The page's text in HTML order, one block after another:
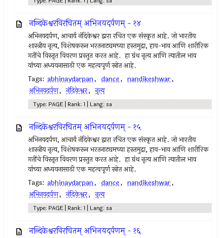
नन्दिकेश्वरविरचितम् अभिनयदर्पणम् - १४
अभिनयदर्पण, आचार्य नंदिकेश्वर द्वारा रचित एक संस्कृत आहे. जो भारतीय
शास्त्रीय नृत्य, विशेषकरून भरतनाट्यमच्या हस्तमुद्रा, हाव-भाव आणि शारीरिक
गतींचे विस्तृत विवरण प्रस्तुत करत आहे. हा ग्रंथ नृत्य आणि त्यातील भाव
यांच्या अध्ययनासाठी एक महत्वपूर्ण स्रोत आहे.
Tags: abhinaydarpan, dance, nandikeshwar,
अभिनयदर्पण, नंदिकेश्वर, नृत्य
Type: PAGE | Rank: 1 | Lang: sa
नन्दिकेश्वरविरचितम् अभिनयदर्पणम् - १५
अभिनयदर्पण, आचार्य नंदिकेश्वर द्वारा रचित एक संस्कृत आहे. जो भारतीय
शास्त्रीय नृत्य, विशेषकरून भरतनाट्यमच्या हस्तमुद्रा, हाव-भाव आणि शारीरिक
गतींचे विस्तृत विवरण प्रस्तुत करत आहे. हा ग्रंथ नृत्य आणि त्यातील भाव
यांच्या अध्ययनासाठी एक महत्वपूर्ण स्रोत आहे.
Tags: abhinaydarpan, dance, nandikeshwar,
अभिनयदर्पण, नंदिकेश्वर, नृत्य
Type: PAGE | Rank: 1 | Lang: sa
नन्दिकेश्वरविरचितम् अभिनयदर्पणम् - १६